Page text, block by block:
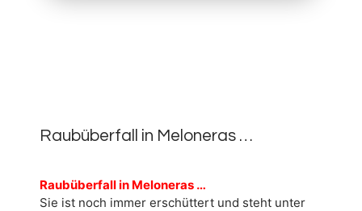
Raubüberfall in Meloneras …
Raubüberfall in Meloneras …
Sie ist noch immer erschüttert und steht unter